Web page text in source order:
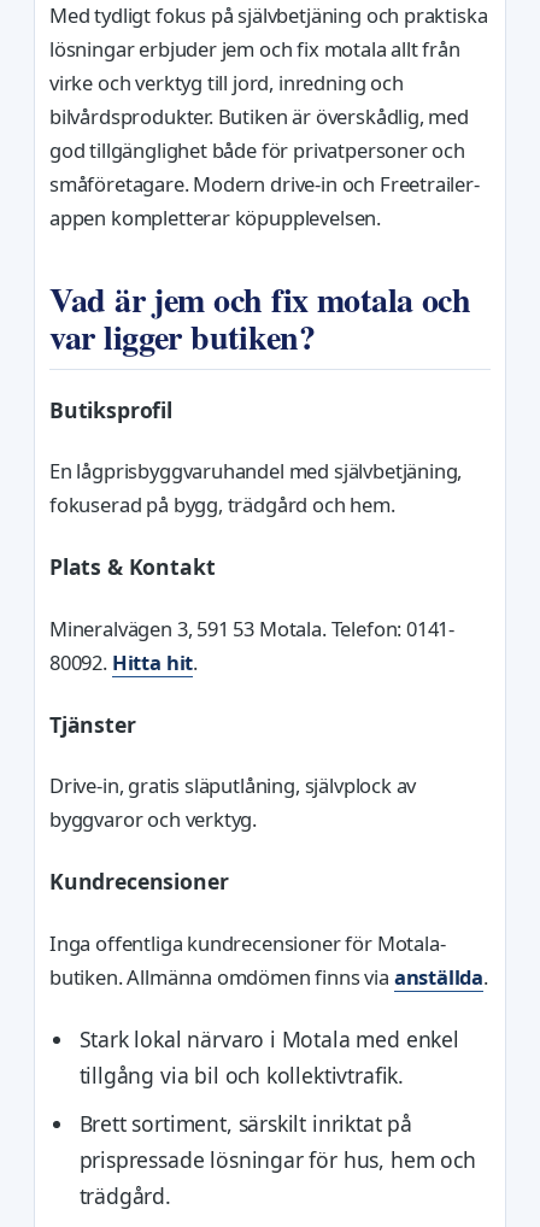
Med tydligt fokus på självbetjäning och praktiska
lösningar erbjuder jem och fix motala allt från
virke och verktyg till jord, inredning och
bilvårdsprodukter. Butiken är överskådlig, med
god tillgänglighet både för privatpersoner och
småföretagare. Modern drive-in och Freetrailer-
appen kompletterar köpupplevelsen.
Vad är jem och fix motala och
var ligger butiken?
Butiksprofil
En lågprisbyggvaruhandel med självbetjäning,
fokuserad på bygg, trädgård och hem.
Plats & Kontakt
Mineralvägen 3, 591 53 Motala. Telefon: 0141-
80092. Hitta hit.
Tjänster
Drive-in, gratis släputlåning, självplock av
byggvaror och verktyg.
Kundrecensioner
Inga offentliga kundrecensioner för Motala-
butiken. Allmänna omdömen finns via anställda.
Stark lokal närvaro i Motala med enkel
tillgång via bil och kollektivtrafik.
Brett sortiment, särskilt inriktat på
prispressade lösningar för hus, hem och
trädgård.